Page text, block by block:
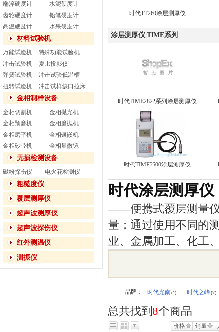
时代TT260涂层测厚仪
涂层测厚仪|TIME系列
时代TIME2822系列涂层测厚仪
时代TIME2600涂层测厚仪
时代涂层测厚仪
——便携式覆层测量仪
量；通过使用不同的
业、金属加工、化工
品牌： 时代光南(1) 时代之峰(7)
总共找到 8个商品
价格 销量
端淬硬度计
水泥硬度计
齿轮硬度计
铅笔硬度计
高温硬度计
水果硬度计
材料试验机
万能试验机
特殊功能试验机
冲击试验机
夏比投影仪
弹簧试验机
冲击试验低温槽
扭转试验机
冲击试样缺口拉床
金相制样设备
金相切割机
金相抛光机
金相预磨机
金相磨抛机
金相磨平机
金相镶嵌机
金相砂带机
金相显微镜
无损检测设备
磁粉探伤仪 电火花检测仪
粗糙度仪
覆层测厚仪
超声波测厚仪
超声波探伤仪
红外测温仪
测振仪